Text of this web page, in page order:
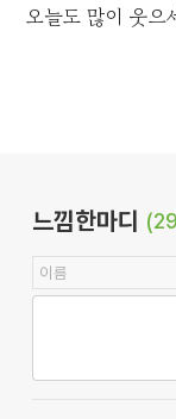
오늘도 많이 웃으
느낌한마디